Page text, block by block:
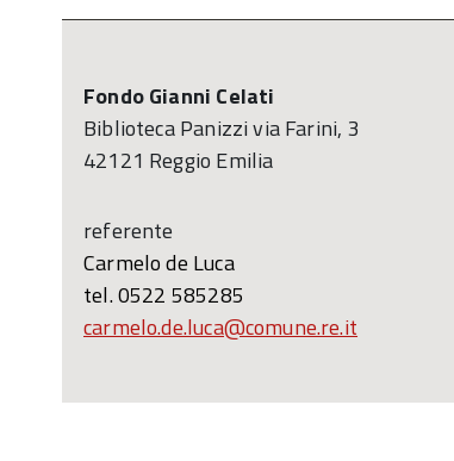
Fondo Gianni Celati
Biblioteca Panizzi via Farini, 3
42121 Reggio Emilia
referente
Carmelo de Luca
tel. 0522 585285
carmelo.de.luca@comune.re.it